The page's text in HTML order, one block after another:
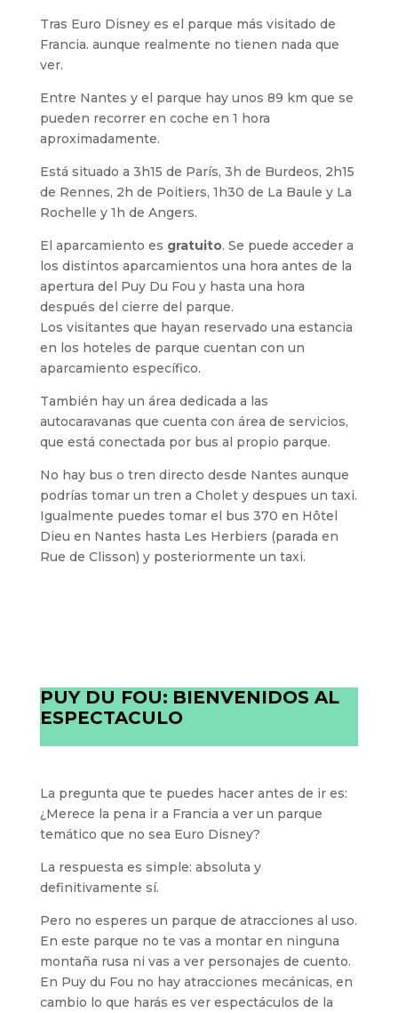
Tras Euro Disney es el parque más visitado de
Francia. aunque realmente no tienen nada que
ver.
Entre Nantes y el parque hay unos 89 km que se
pueden recorrer en coche en 1 hora
aproximadamente.
Está situado a 3h15 de París, 3h de Burdeos, 2h15
de Rennes, 2h de Poitiers, 1h30 de La Baule y La
Rochelle y 1h de Angers.
El aparcamiento es gratuito. Se puede acceder a
los distintos aparcamientos una hora antes de la
apertura del Puy Du Fou y hasta una hora
después del cierre del parque.
Los visitantes que hayan reservado una estancia
en los hoteles de parque cuentan con un
aparcamiento específico.
También hay un área dedicada a las
autocaravanas que cuenta con área de servicios,
que está conectada por bus al propio parque.
No hay bus o tren directo desde Nantes aunque
podrías tomar un tren a Cholet y despues un taxi.
Igualmente puedes tomar el bus 370 en Hôtel
Dieu en Nantes hasta Les Herbiers (parada en
Rue de Clisson) y posteriormente un taxi.
PUY DU FOU: BIENVENIDOS AL
ESPECTACULO
La pregunta que te puedes hacer antes de ir es:
¿Merece la pena ir a Francia a ver un parque
temático que no sea Euro Disney?
La respuesta es simple: absoluta y
definitivamente sí.
Pero no esperes un parque de atracciones al uso.
En este parque no te vas a montar en ninguna
montaña rusa ni vas a ver personajes de cuento.
En Puy du Fou no hay atracciones mecánicas, en
cambio lo que harás es ver espectáculos de la